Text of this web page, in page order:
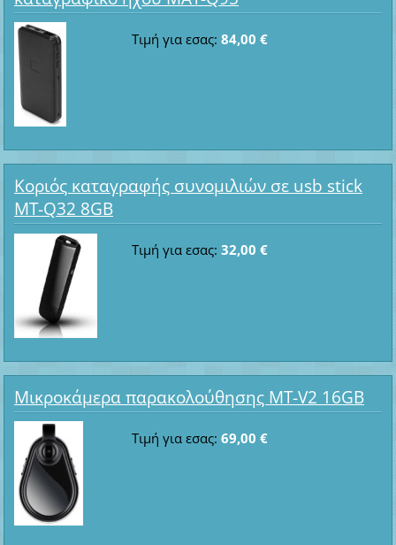
Τιμή για εσας: 84,00 €
Κοριός καταγραφής συνομιλιών σε usb stick
MT-Q32 8GB
Τιμή για εσας: 32,00 €
Μικροκάμερα παρακολούθησης MT-V2 16GB
Τιμή για εσας: 69,00 €